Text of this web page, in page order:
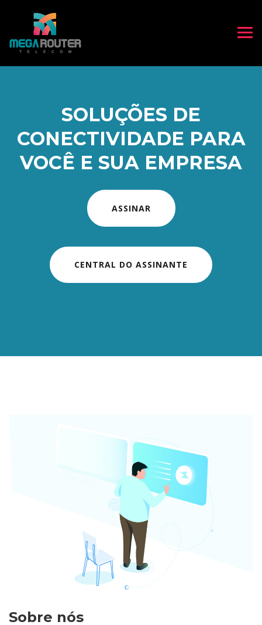
SOLUÇÕES DE
CONECTIVIDADE PARA
VOCÊ E SUA EMPRESA
ASSINAR
CENTRAL DO ASSINANTE
Sobre nós